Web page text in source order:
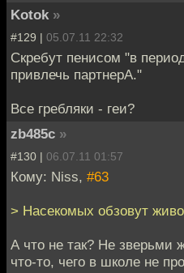
Kotok »
#129 | 05.07.11 22:32
Скребут пенисом "в
привлечь партнерА."
Все гребляки - геи?
zb485c »
#130 | 06.07.11 01:57
Кому: Niss, #63
> Насекомых обзовут
А что не так? Не зверьми
что-то, чего в школе не